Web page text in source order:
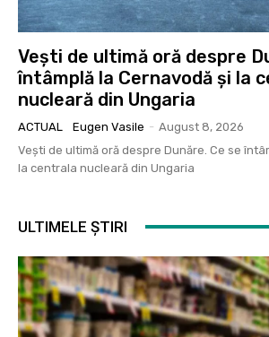
Vești de ultimă oră despre
întâmplă la Cernavodă și la
nucleară din Ungaria
ACTUAL Eugen Vasile - August 8, 2026
Vești de ultimă oră despre Dunăre. Ce se
la centrala nucleară din Ungaria
ULTIMELE ȘTIRI